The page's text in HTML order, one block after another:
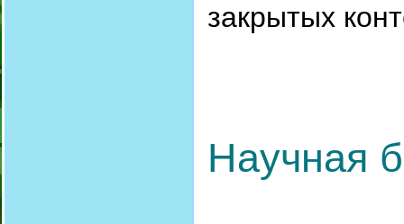
закрытых
Научная